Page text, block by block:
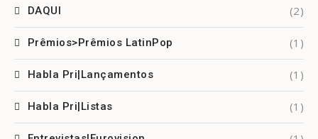
DAQUI (2)
Prêmios>Prêmios LatinPop (1)
Habla Pri|Lançamentos (1)
Habla Pri|Listas (1)